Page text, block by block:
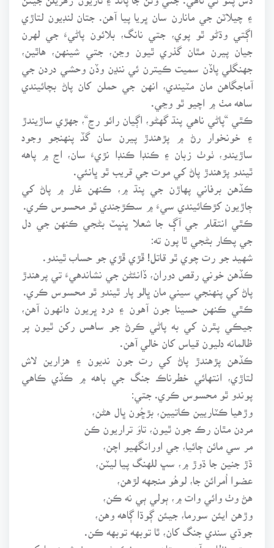
۽ چيلاٽن جي مانارن سان ڀريا پيا آهن. جتان لنڊيون لتاڙي
اڳتي وڌڻو ٿو پوي، جتي نانگ، بلائون پاڻيءَ جي لهرن
جيان پيرن مٿان گذري ٿيون وڃن، جتي شينهن، هاٿين،
جهنگلي پاڏن سميت ڪيترن ئي ننڍن وڏن وحشي دردن جي
آماجگاهن مان مٽيندي، انهن جي حملن کان پاڻ بچائيندي
ساهه مٺ ۾ اچيو ٿو وڃي.
ڪٿي “پاڻي ناهي پنڌ گهڻو، اڳيان رائو رڃ“، جهڙي ساڙيندڙ
۽ خونخوار رڻ ۾ پڙهندڙ پيرن سان گڏ پنهنجو وجود
ساڙيندو، ٺوٺ زبان ۽ ڪنڊا ڪنڊا نڙيءَ سان، اڃ ۾ پاهه
ٿيندو پڙهندڙ پاڻ کي موت جي قريب ٿو ڀانئي.
ڪڏهن برفاني پهاڙن جي پنڌ ۾، ڪنهن غار ۾ پاڻ کي
ڄاڙيون کڙڪائيندي سيءَ ۾ سڪڙجندي ٿو محسوس ڪري.
ڪٿي انتقام جي آڳ جا شعلا ڀنڀٽ بڻجي ڪنهن جي دل
جي پڪار بڻجي ٿا پون ته:
شهيد جو رت چوي ٿو قاتل! ڦڙي ڦڙي جو حساب ٿيندو.
ڪڏهن خوني رقص دوران، ڏانئڻن جي نشاندهيءَ تي پرهندڙ
پاڻ کي پنهنجي سيني مان ڀالو پار ٿيندو ٿو محسوس ڪري.
ڪٿي ڪنهن حسينا جون آهون ۽ درد ڀريون دانهون آهن،
جيڪي پٿرن کي به پاڻي ڪرڻ جو ساهس رکن ٿيون پر
ظالمانه دليون قياس کان خالي آهن.
ڪڏهن پڙهندڙ پاڻ کي رت جون نديون ۽ هزارين لاش
لتاڙي، انتهائي خطرناڪ جنگ جي باهه ۾ ڪڏي ڪاهي
وڙهيا ڪٽاريين ڪاتيين، بڙڇُون ڀال هڻن،
مردن مٿان رڪ جون ٿيون، تاوَ تراريون ڪن
مر سي مائن ڄائيا، جي اورانگهيو اچن،
ڌڙ جنين جا ڌوڙ ۾، سڀ للهنگ پيا ليٽن،
عضوا اُمرائن جا، لوهُو منجهه لڙهن،
هڻ وٺ وائي وات ۾، ٻولي ٻي نه ڪن،
وڙهن ايئن سورما، جيئن ڳوڌا ڳاهه وهن،
جوڌي سندي جنگ کان، ٿا توبهه توبهه ڪن.
جهڙو نظارو آهي، جتان بچي نڪرڻ جي خوشيءَ جا کيپ